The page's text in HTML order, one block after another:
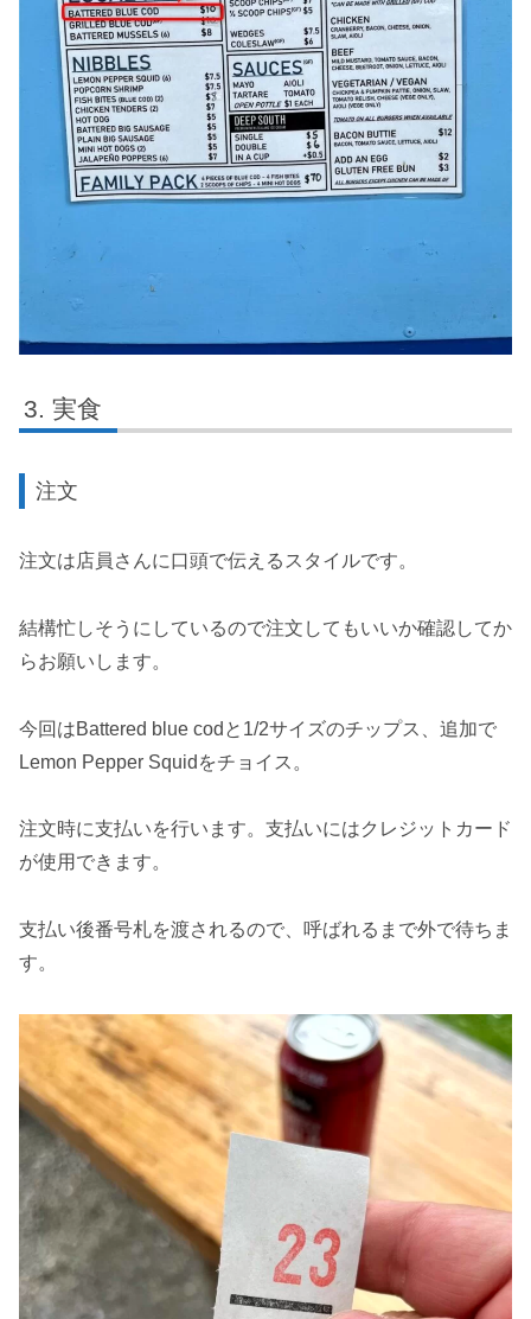
実食
注文
注文は店員さんに口頭で伝えるスタイルです。
結構忙しそうにしているので注文してもいいか確認してか
らお願いします。
今回はBattered blue codと1/2サイズのチップス、追加で
Lemon Pepper Squidをチョイス。
注文時に支払いを行います。支払いにはクレジットカード
が使用できます。
支払い後番号札を渡されるので、呼ばれるまで外で待ちま
す。